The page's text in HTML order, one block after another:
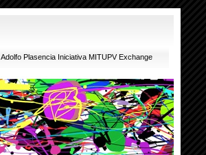
Adolfo Plasencia Iniciativa MITUPV Exchange